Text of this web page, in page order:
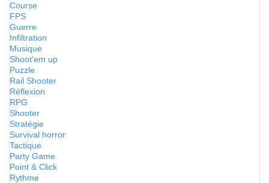
Course
FPS
Guerre
Infiltration
Musique
Shoot'em up
Puzzle
Rail Shooter
Réflexion
RPG
Shooter
Stratégie
Survival horror
Tactique
Party Game
Point & Click
Rythme